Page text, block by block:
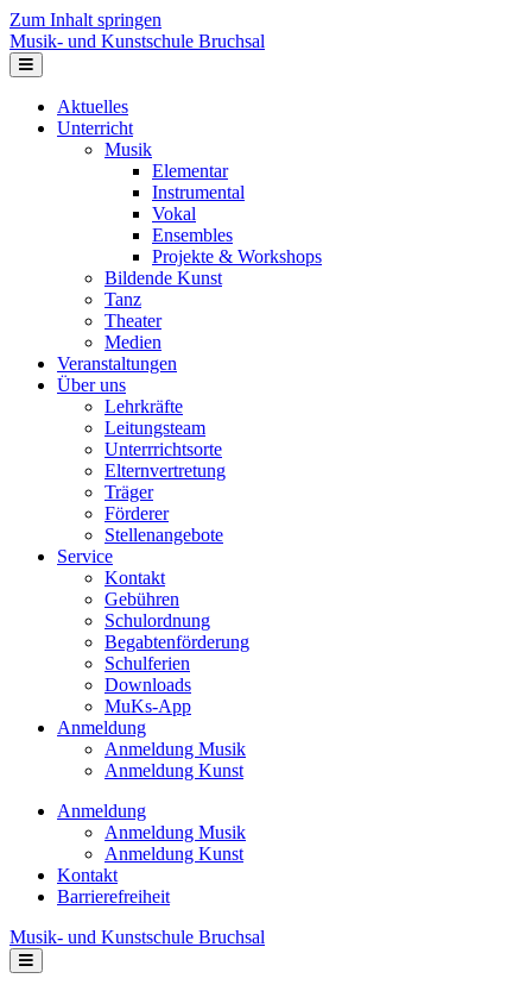
Zum Inhalt springen
Musik- und Kunstschule Bruchsal
Navigation
Aktuelles
Unterricht
Musik
Elementar
Instrumental
Vokal
Ensembles
Projekte & Workshops
Bildende Kunst
Tanz
Theater
Medien
Veranstaltungen
Über uns
Lehrkräfte
Leitungsteam
Unterrrichtsorte
Elternvertretung
Träger
Förderer
Stellenangebote
Service
Kontakt
Gebühren
Schulordnung
Begabtenförderung
Schulferien
Downloads
MuKs-App
Anmeldung
Anmeldung Musik
Anmeldung Kunst
Anmeldung
Anmeldung Musik
Anmeldung Kunst
Kontakt
Barrierefreiheit
Musik- und Kunstschule Bruchsal
Navigation